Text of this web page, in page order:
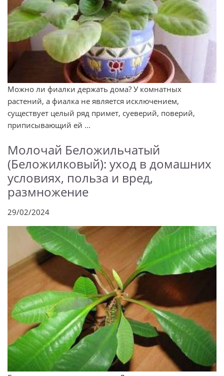
Можно ли фиалки держать дома? У комнатных
растений, а фиалка не является исключением,
существует целый ряд примет, суеверий, поверий,
приписывающий ей ...
Молочай Беложильчатый
(Беложилковый): уход в домашних
условиях, польза и вред,
размножение
29/02/2024